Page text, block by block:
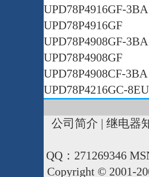
UPD78P4916GF-3BA
UPD78P4916GF
UPD78P4908GF-3BA
UPD78P4908GF
UPD78P4908CF-3BA
UPD78P4216GC-8EU
公司简介 | 继电器
QQ：271269346
Copyright © 2001-